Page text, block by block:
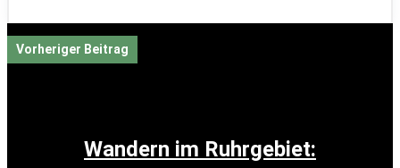
Vorheriger Beitrag
Wandern im Ruhrgebiet: